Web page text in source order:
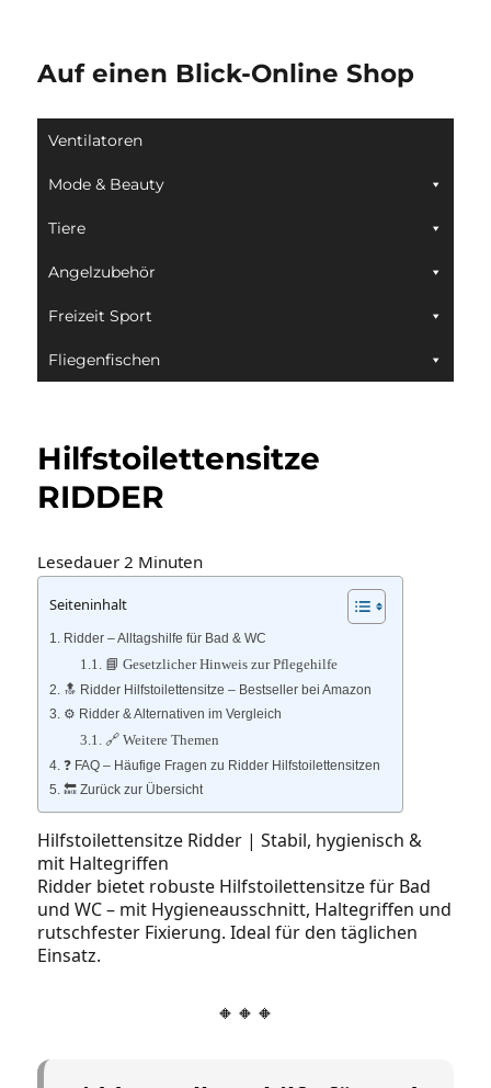
Auf einen Blick-Online Shop
Ventilatoren
Mode & Beauty
Tiere
Angelzubehör
Freizeit Sport
Fliegenfischen
Hilfstoilettensitze
RIDDER
Lesedauer 2 Minuten
Seiteninhalt
Ridder – Alltagshilfe für Bad & WC
📘 Gesetzlicher Hinweis zur Pflegehilfe
🔝 Ridder Hilfstoilettensitze – Bestseller bei Amazon
⚙️ Ridder & Alternativen im Vergleich
🔗 Weitere Themen
❓ FAQ – Häufige Fragen zu Ridder Hilfstoilettensitzen
🔙 Zurück zur Übersicht
Hilfstoilettensitze Ridder | Stabil, hygienisch &
mit Haltegriffen
Ridder bietet robuste Hilfstoilettensitze für Bad
und WC – mit Hygieneausschnitt, Haltegriffen und
rutschfester Fixierung. Ideal für den täglichen
Einsatz.
🔸🔸🔸